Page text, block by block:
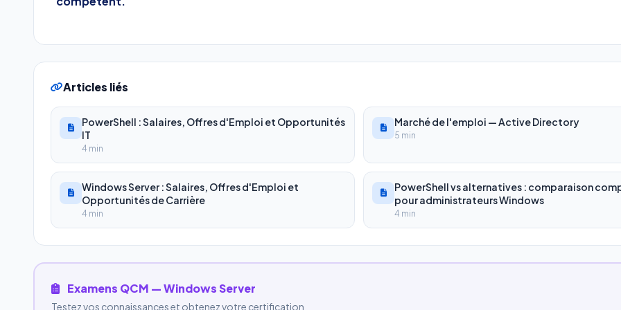
Articles liés
PowerShell : Salaires, Offres d'Emploi et Opportunités
IT
4 min
Marché de l'emploi — Active Directory
5 min
Windows Server : Salaires, Offres d'Emploi et
Opportunités de Carrière
4 min
PowerShell vs alternatives : comparaison
pour administrateurs Windows
4 min
Examens QCM — Windows Server
Testez vos connaissances et obtenez votre certification